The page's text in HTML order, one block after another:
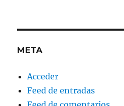
META
Acceder
Feed de entradas